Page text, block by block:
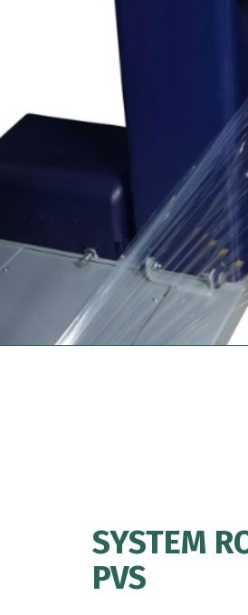
SYSTEM
PVS